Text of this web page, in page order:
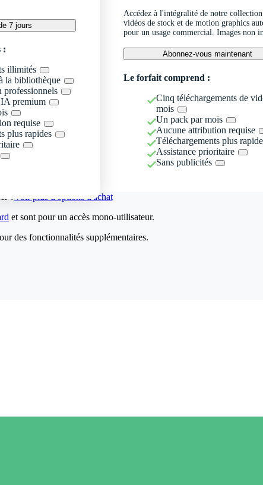
7 jours
:
illimités
la bibliothèque
professionnels
premium
requise
plus rapides
Accédez à l'intégralité de notre
vidéos de stock et de motion graphics
pour un usage commercial. Images non
Abonnez-vous maintenant
Le forfait comprend :
Cinq téléchargements de
mois
Un pack par mois
Aucune attribution requise
Téléchargements plus
Assistance prioritaire
Sans publicités
?Voir plus d'options d'achat
et sont pour un accès mono-utilisateur.
des fonctionnalités supplémentaires.